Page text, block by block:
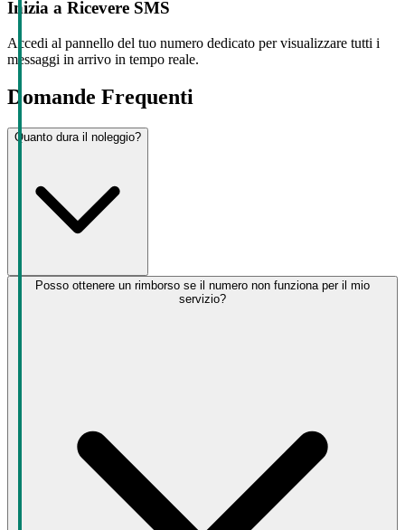
Inizia a Ricevere SMS
Accedi al pannello del tuo numero dedicato per visualizzare tutti i
messaggi in arrivo in tempo reale.
Domande Frequenti
Quanto dura il noleggio?
Posso ottenere un rimborso se il numero non funziona per il mio
servizio?